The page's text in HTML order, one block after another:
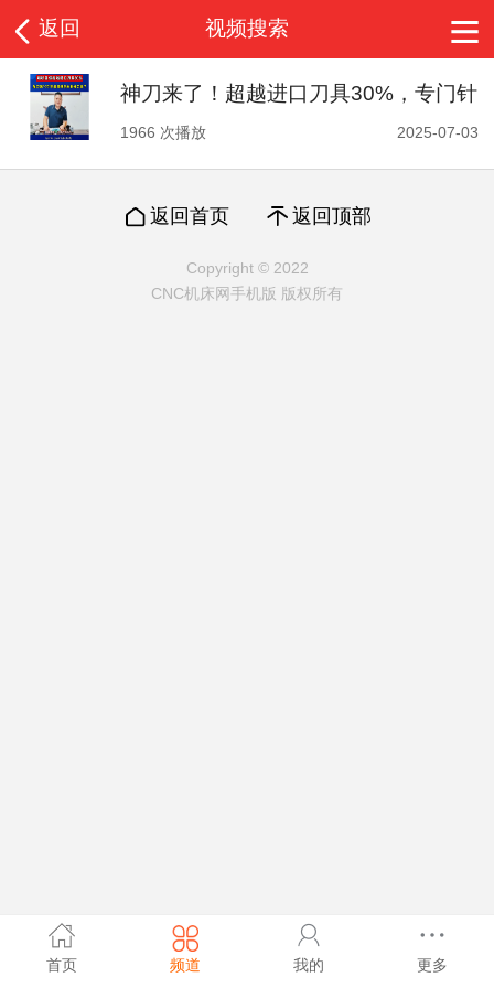
返回 视频搜索
神刀来了！超越进口刀具30%，专门针
对58到70度难加工超高硬材料2025-07-03
1966 次播放
返回首页 返回顶部
Copyright © 2022
CNC机床网手机版 版权所有
首页 频道 我的 更多